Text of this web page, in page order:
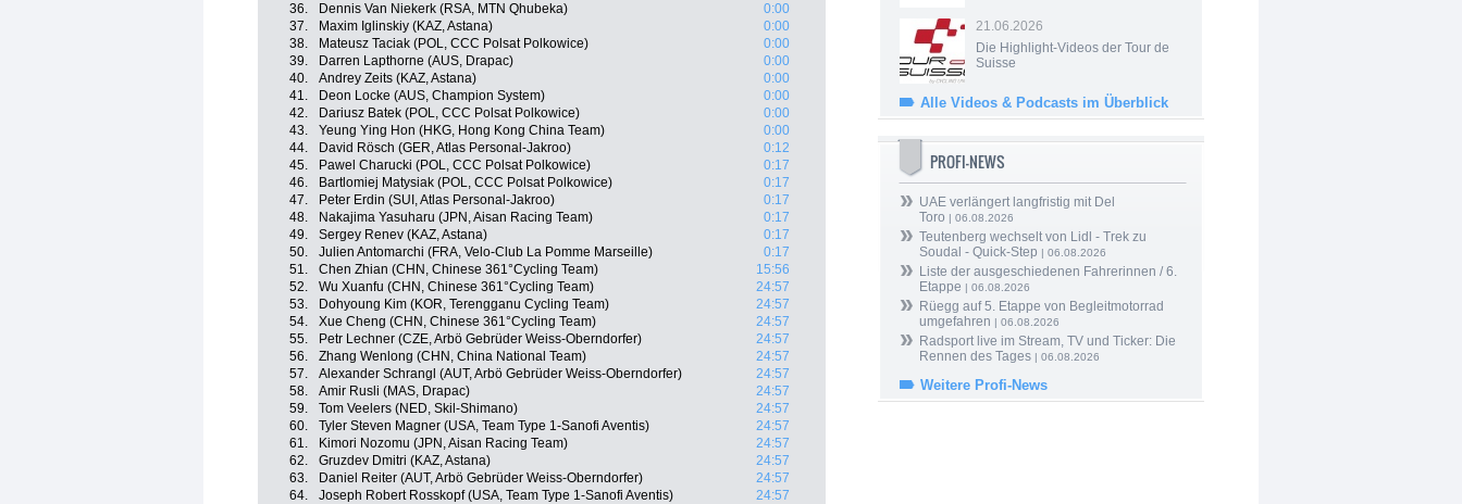
36.
Dennis Van Niekerk (RSA, MTN Qhubeka)
0:00
37.
Maxim Iglinskiy (KAZ, Astana)
0:00
38.
Mateusz Taciak (POL, CCC Polsat Polkowice)
0:00
39.
Darren Lapthorne (AUS, Drapac)
0:00
40.
Andrey Zeits (KAZ, Astana)
0:00
41.
Deon Locke (AUS, Champion System)
0:00
42.
Dariusz Batek (POL, CCC Polsat Polkowice)
0:00
43.
Yeung Ying Hon (HKG, Hong Kong China Team)
0:00
44.
David Rösch (GER, Atlas Personal-Jakroo)
0:12
45.
Pawel Charucki (POL, CCC Polsat Polkowice)
0:17
46.
Bartlomiej Matysiak (POL, CCC Polsat Polkowice)
0:17
47.
Peter Erdin (SUI, Atlas Personal-Jakroo)
0:17
48.
Nakajima Yasuharu (JPN, Aisan Racing Team)
0:17
49.
Sergey Renev (KAZ, Astana)
0:17
50.
Julien Antomarchi (FRA, Velo-Club La Pomme Marseille)
0:17
51.
Chen Zhian (CHN, Chinese 361°Cycling Team)
15:56
52.
Wu Xuanfu (CHN, Chinese 361°Cycling Team)
24:57
53.
Dohyoung Kim (KOR, Terengganu Cycling Team)
24:57
54.
Xue Cheng (CHN, Chinese 361°Cycling Team)
24:57
55.
Petr Lechner (CZE, Arbö Gebrüder Weiss-Oberndorfer)
24:57
56.
Zhang Wenlong (CHN, China National Team)
24:57
57.
Alexander Schrangl (AUT, Arbö Gebrüder Weiss-Oberndorfer)
24:57
58.
Amir Rusli (MAS, Drapac)
24:57
59.
Tom Veelers (NED, Skil-Shimano)
24:57
60.
Tyler Steven Magner (USA, Team Type 1-Sanofi Aventis)
24:57
61.
Kimori Nozomu (JPN, Aisan Racing Team)
24:57
62.
Gruzdev Dmitri (KAZ, Astana)
24:57
63.
Daniel Reiter (AUT, Arbö Gebrüder Weiss-Oberndorfer)
24:57
64.
Joseph Robert Rosskopf (USA, Team Type 1-Sanofi Aventis)
24:57
21.06.2026
Die Highlight-Videos der Tour de
Suisse
Alle Videos & Podcasts im Überblick
PROFI-NEWS
UAE verlängert langfristig mit Del
Toro | 06.08.2026
Teutenberg wechselt von Lidl - Trek zu
Soudal - Quick-Step | 06.08.2026
Liste der ausgeschiedenen Fahrerinnen / 6.
Etappe | 06.08.2026
Rüegg auf 5. Etappe von Begleitmotorrad
umgefahren | 06.08.2026
Radsport live im Stream, TV und Ticker: Die
Rennen des Tages | 06.08.2026
Weitere Profi-News